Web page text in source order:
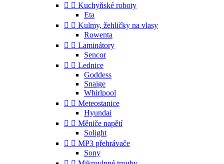
  Kuchyňské roboty
Eta
  Kulmy, žehličky na vlasy
Rowenta
  Laminátory
Sencor
  Lednice
Goddess
Snaige
Whirlpool
  Meteostanice
Hyundai
  Měniče napětí
Solight
  MP3 přehrávače
Sony